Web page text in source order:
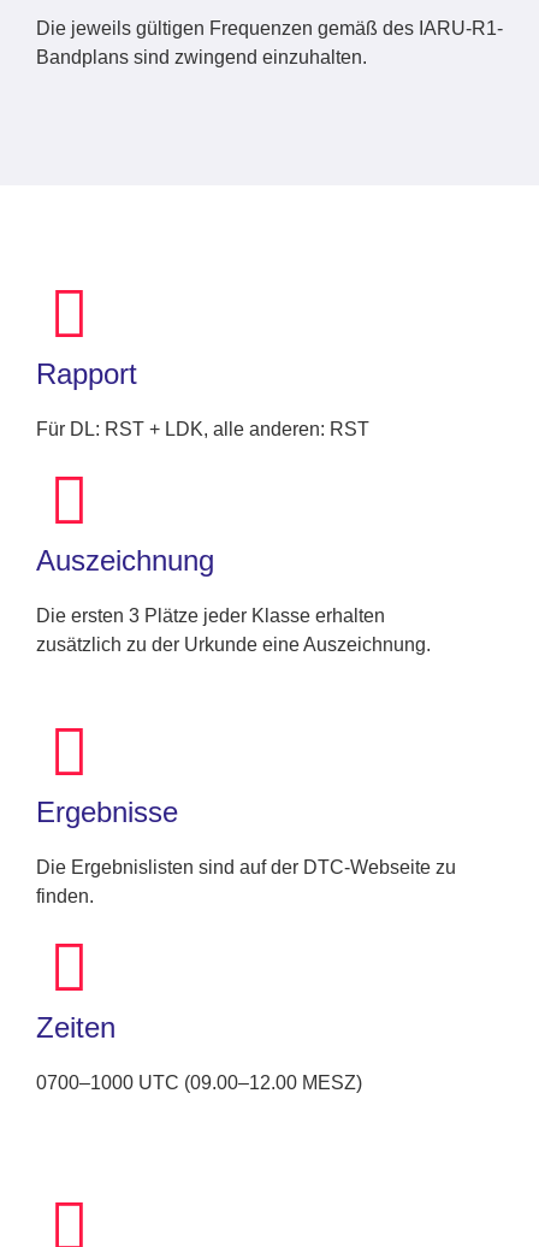
Die jeweils gültigen Frequenzen gemäß des IARU-R1-
Bandplans sind zwingend einzuhalten.
Rapport
Für DL: RST + LDK, alle anderen: RST
Auszeichnung
Die ersten 3 Plätze jeder Klasse erhalten
zusätzlich zu der Urkunde eine Auszeichnung.
Ergebnisse
Die Ergebnislisten sind auf der DTC-Webseite zu
finden​.
Zeiten
0700–1000 UTC (09.00–12.00 MESZ)